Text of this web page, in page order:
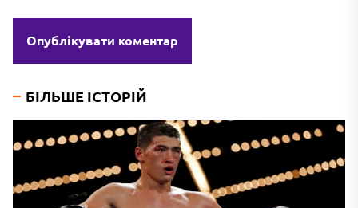
БІЛЬШЕ ІСТОРІЙ